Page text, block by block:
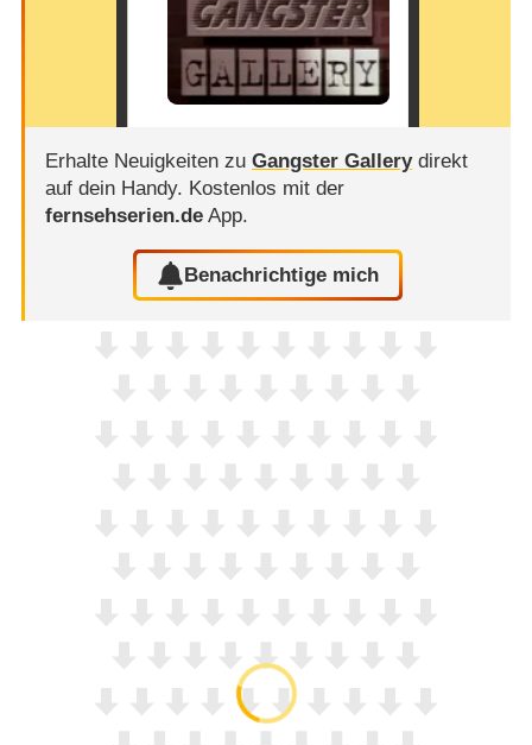
Erhalte Neuigkeiten zu Gangster Gallerydirekt
auf dein Handy. Kostenlos mit der
fernsehserien.deApp.
Benachrichtige mich